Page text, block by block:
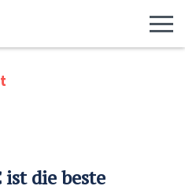
die beste